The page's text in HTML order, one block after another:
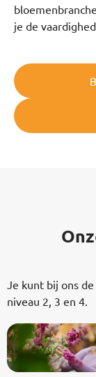
je de
Je kunt bij ons
niveau 2, 3 en 4.